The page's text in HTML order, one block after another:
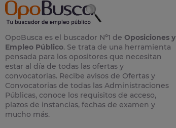
OpoBusca es el buscador Nº1 de Oposiciones y
Empleo Público. Se trata de una herramienta
pensada para los opositores que necesitan
estar al día de todas las ofertas y
convocatorias. Recibe avisos de Ofertas y
Convocatorias de todas las Administraciones
Públicas, conoce los requisitos de acceso,
plazos de instancias, fechas de examen y
mucho más.